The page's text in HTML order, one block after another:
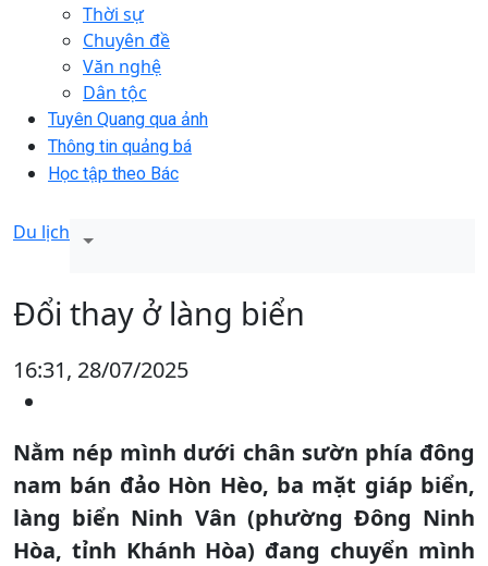
Thời sự
Chuyên đề
Văn nghệ
Dân tộc
Tuyên Quang qua ảnh
Thông tin quảng bá
Học tập theo Bác
Du lịch
Đổi thay ở làng biển
16:31, 28/07/2025
Nằm nép mình dưới chân sườn phía đông
nam bán đảo Hòn Hèo, ba mặt giáp biển,
làng biển Ninh Vân (phường Đông Ninh
Hòa, tỉnh Khánh Hòa) đang chuyển mình